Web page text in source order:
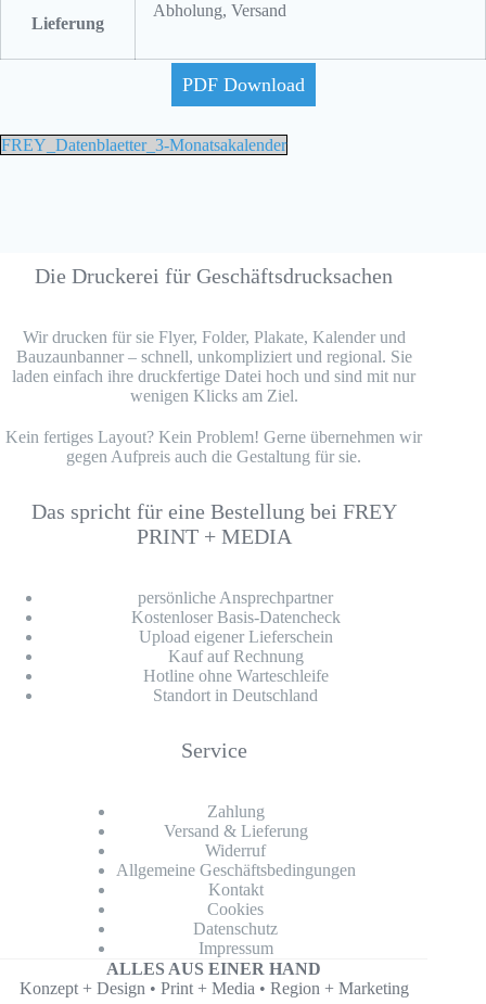
Lieferung
Abholung, Versand
PDF Download
FREY_Datenblaetter_3-Monatsakalender
Die Druckerei für Geschäftsdrucksachen
Wir drucken für sie Flyer, Folder, Plakate, Kalender und
Bauzaunbanner – schnell, unkompliziert und regional. Sie
laden einfach ihre druckfertige Datei hoch und sind mit nur
wenigen Klicks am Ziel.
Kein fertiges Layout? Kein Problem! Gerne übernehmen wir
gegen Aufpreis auch die Gestaltung für sie.
Das spricht für eine Bestellung bei FREY
PRINT + MEDIA
persönliche Ansprechpartner
Kostenloser Basis-Datencheck
Upload eigener Lieferschein
Kauf auf Rechnung
Hotline ohne Warteschleife
Standort in Deutschland
Service
Zahlung
Versand & Lieferung
Widerruf
Allgemeine Geschäftsbedingungen
Kontakt
Cookies
Datenschutz
Impressum
ALLES AUS EINER HAND
Konzept + Design • Print + Media • Region + Marketing